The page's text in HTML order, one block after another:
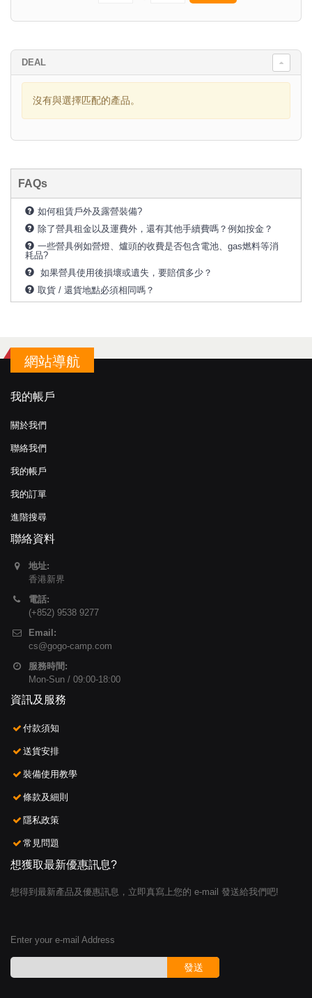
DEAL
沒有與選擇匹配的產品。
FAQs
如何租賃戶外及露營裝備?
除了營具租金以及運費外，還有其他手續費嗎？例如按金？
一些營具例如營燈、爐頭的收費是否包含電池、gas燃料等消
耗品?
如果營具使用後損壞或遺失，要賠償多少？
取貨 / 還貨地點必須相同嗎？
網站導航
我的帳戶
關於我們
聯絡我們
我的帳戶
我的訂單
進階搜尋
聯絡資料
地址:
香港新界
電話:
(+852) 9538 9277
Email:
cs@gogo-camp.com
服務時間:
Mon-Sun / 09:00-18:00
資訊及服務
付款須知
送貨安排
裝備使用教學
條款及細則
隱私政策
常見問題
想獲取最新優惠訊息?
想得到最新產品及優惠訊息，立即真寫上您的 e-mail 發送給我們吧!
Enter your e-mail Address
發送